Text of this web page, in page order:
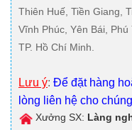
Thiên Huế, Tiền Giang,
Vĩnh Phúc, Yên Bái,
TP. Hồ Chí Minh.
Lưu ý: Để đặt hàng
lòng liên hệ cho
Xưởng SX: Làng